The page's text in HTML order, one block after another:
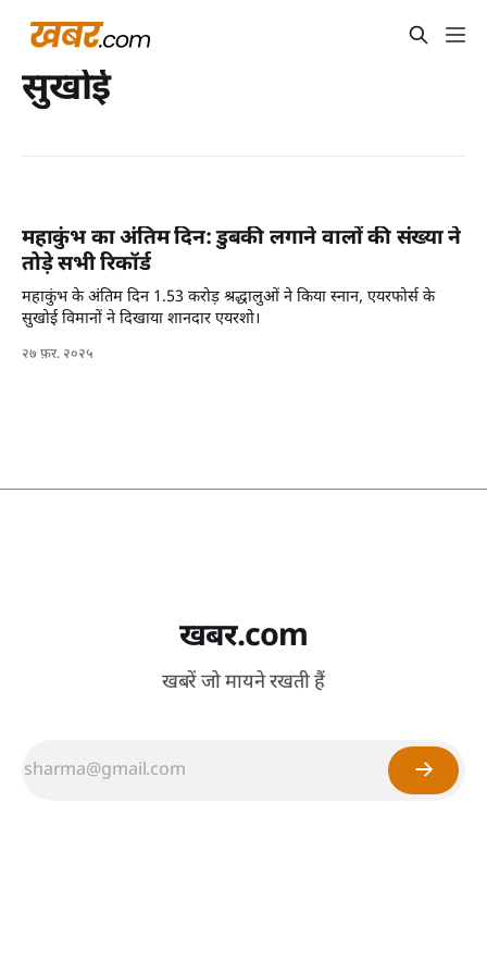
सुखोई
महाकुंभ का अंतिम दिन: डुबकी लगाने वालों की संख्या ने
तोड़े सभी रिकॉर्ड
महाकुंभ के अंतिम दिन 1.53 करोड़ श्रद्धालुओं ने किया स्नान, एयरफोर्स के
सुखोई विमानों ने दिखाया शानदार एयरशो।
२७ फ़र. २०२५
खबर.com
खबरें जो मायने रखती हैं